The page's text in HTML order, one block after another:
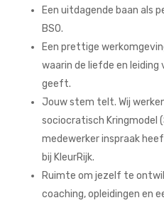
Een uitdagende baan als
BSO.
Een prettige
waarin de liefde en
geeft.
Jouw stem telt. Wij
sociocratisch Kringmodel
medewerker inspraak
bij KleurRijk.
Ruimte om jezelf te
coaching, opleidingen en